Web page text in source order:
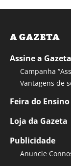
A GAZETA
Assine a Gazeta
Campanha
Vantagens de
Feira do
Loja da Gazeta
Publicidade
Anuncie